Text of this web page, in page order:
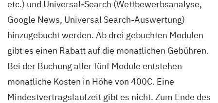
etc.) und Universal-Search (Wettbewerbsanalyse,
Google News, Universal Search-Auswertung)
hinzugebucht werden. Ab drei gebuchten Modulen
gibt es einen Rabatt auf die monatlichen Gebühren.
Bei der Buchung aller fünf Module entstehen
monatliche Kosten in Höhe von 400€. Eine
Mindestvertragslaufzeit gibt es nicht. Zum Ende des